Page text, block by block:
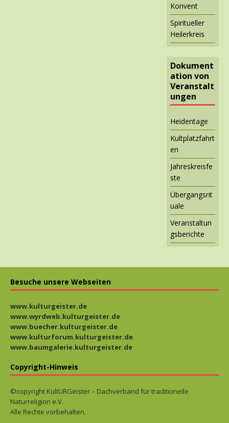
Konvent
Spiritueller
Heilerkreis
Dokument
ation von
Veranstalt
ungen
Heidentage
Kultplatzfahrt
en
Jahreskreisfe
ste
Übergangsrit
uale
Veranstaltun
gsberichte
Besuche unsere Webseiten
www.kulturgeister.de
www.wyrdweb.kulturgeister.de
www.buecher.kulturgeister.de
www.kulturforum.kulturgeister.de
www.baumgalerie.kulturgeister.de
Copyright-Hinweis
©copyright KultURGeister – Dachverband für traditionelle
Naturreligion e.V.
Alle Rechte vorbehalten.